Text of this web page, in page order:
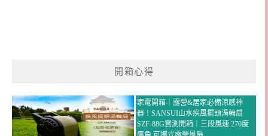
開箱心得
家電開箱｜露營&居家必備涼感神
器！SANSUI山水疾風擺頭渦輪扇
SZF-88G實測開箱｜三段風速 270度